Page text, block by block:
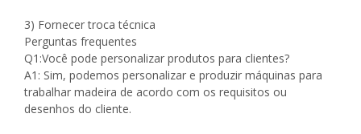
3) Fornecer troca técnica
Perguntas frequentes
Q1:Você pode personalizar produtos para clientes?
A1: Sim, podemos personalizar e produzir máquinas para
trabalhar madeira de acordo com os requisitos ou
desenhos do cliente.